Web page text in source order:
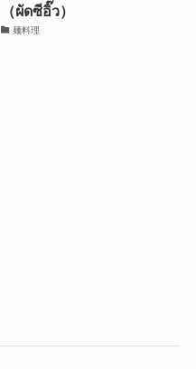
（ผัดซีอิ๊ว）
麺料理